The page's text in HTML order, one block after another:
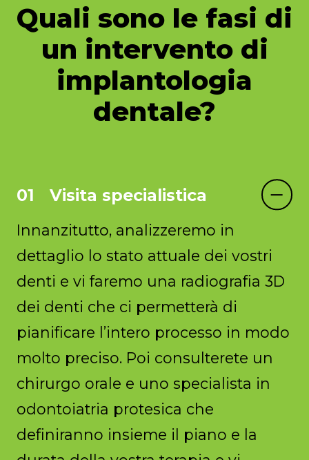
Quali sono le fasi di
un intervento di
implantologia
dentale?
Visita specialistica
Innanzitutto, analizzeremo in
dettaglio lo stato attuale dei vostri
denti e vi faremo una radiografia 3D
dei denti che ci permetterà di
pianificare l’intero processo in modo
molto preciso. Poi consulterete un
chirurgo orale e uno specialista in
odontoiatria protesica che
definiranno insieme il piano e la